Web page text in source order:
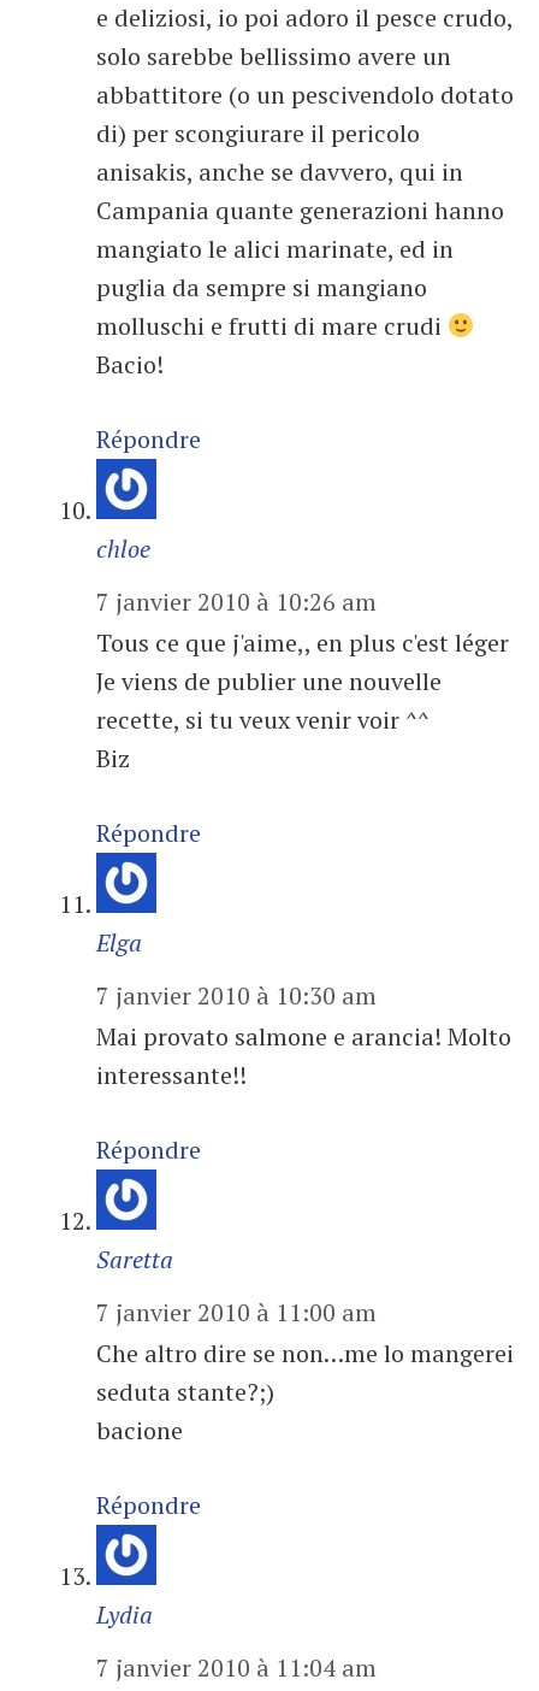
e deliziosi, io poi adoro il pesce crudo,
solo sarebbe bellissimo avere un
abbattitore (o un pescivendolo dotato
di) per scongiurare il pericolo
anisakis, anche se davvero, qui in
Campania quante generazioni hanno
mangiato le alici marinate, ed in
puglia da sempre si mangiano
molluschi e frutti di mare crudi
Bacio!
Répondre
chloe
7 janvier 2010 à 10:26 am
Tous ce que j'aime,, en plus c'est léger
Je viens de publier une nouvelle
recette, si tu veux venir voir ^^
Biz
Répondre
Elga
7 janvier 2010 à 10:30 am
Mai provato salmone e arancia! Molto
interessante!!
Répondre
Saretta
7 janvier 2010 à 11:00 am
Che altro dire se non…me lo mangerei
seduta stante?;)
bacione
Répondre
Lydia
7 janvier 2010 à 11:04 am